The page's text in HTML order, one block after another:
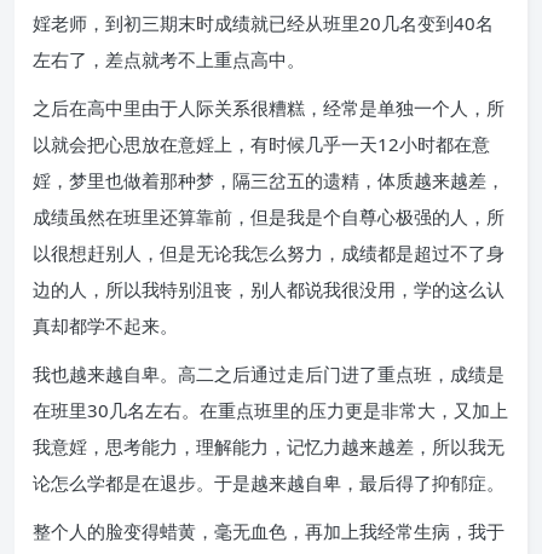
婬老师，到初三期末时成绩就已经从班里20几名变到40名
左右了，差点就考不上重点高中。
之后在高中里由于人际关系很糟糕，经常是单独一个人，所
以就会把心思放在意婬上，有时候几乎一天12小时都在意
婬，梦里也做着那种梦，隔三岔五的遗精，体质越来越差，
成绩虽然在班里还算靠前，但是我是个自尊心极强的人，所
以很想赶别人，但是无论我怎么努力，成绩都是超过不了身
边的人，所以我特别沮丧，别人都说我很没用，学的这么认
真却都学不起来。
我也越来越自卑。高二之后通过走后门进了重点班，成绩是
在班里30几名左右。在重点班里的压力更是非常大，又加上
我意婬，思考能力，理解能力，记忆力越来越差，所以我无
论怎么学都是在退步。于是越来越自卑，最后得了抑郁症。
整个人的脸变得蜡黄，毫无血色，再加上我经常生病，我于